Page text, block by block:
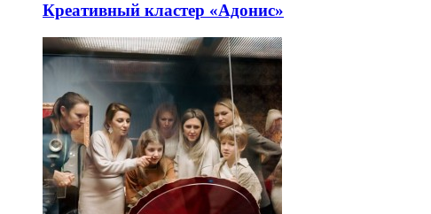
Креативный кластер «Адонис»